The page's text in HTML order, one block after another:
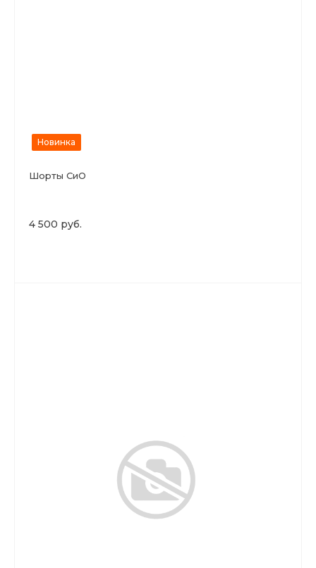
Новинка
Шорты СиО
4 500 руб.